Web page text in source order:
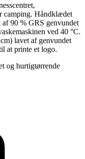
camping. Håndklædet
af 90 % GRS genvundet
ved 40 °C.
lavet af genvundet
at printe et logo.
og hurtigtørrende